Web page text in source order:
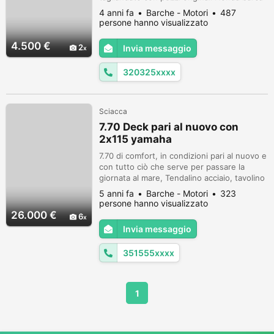
4.500 € 2
messa in acqua pronta per qualsiasi prova
4 anni fa Barche - Motori
487
persone hanno visualizzato
Invia messaggio
320325xxxx
26.000 € 6
Sciacca
7.70 Deck pari al nuovo con
2x115 yamaha
7.70 di comfort, in condizioni pari al nuovo e
con tutto ciò che serve per passare la
giornata al mare, Tendalino acciaio, tavolino
esterno, prendisole prua e poppa, lavello
acciaio esterno, frigorifero, stereo, 3 posti
letto, wc elettrico, ecoscandaglio furuno a
colori con trasduttore da 1 Kw, gps garmin,
motori yamaha 115 4 tempi impeccabili con
tagliando ...
5 anni fa Barche - Motori
323
persone hanno visualizzato
Invia messaggio
351555xxxx
1